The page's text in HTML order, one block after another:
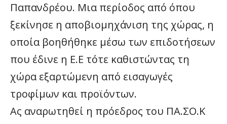
Παπανδρέου. Μια περίοδος από όπου
ξεκίνησε η αποβιομηχάνιση της χώρας, η
οποία βοηθήθηκε μέσω των επιδοτήσεων
που έδινε η Ε.Ε τότε καθιστώντας τη
χώρα εξαρτώμενη από εισαγωγές
τροφίμων και προϊόντων.
Ας αναρωτηθεί η πρόεδρος του ΠΑ.ΣΟ.Κ